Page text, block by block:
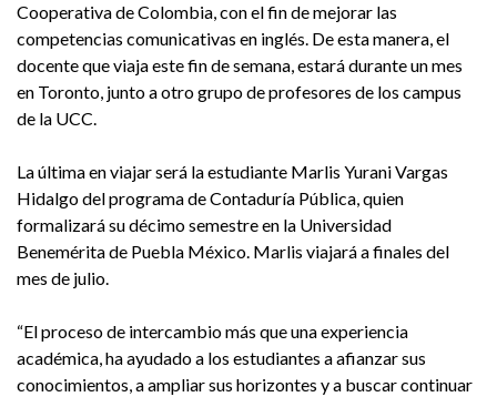
Cooperativa de Colombia, con el fin de mejorar las
competencias comunicativas en inglés. De esta manera, el
docente que viaja este fin de semana, estará durante un mes
en Toronto, junto a otro grupo de profesores de los campus
de la UCC.
La última en viajar será la estudiante Marlis Yurani Vargas
Hidalgo del programa de Contaduría Pública, quien
formalizará su décimo semestre en la Universidad
Benemérita de Puebla México. Marlis viajará a finales del
mes de julio.
“El proceso de intercambio más que una experiencia
académica, ha ayudado a los estudiantes a afianzar sus
conocimientos, a ampliar sus horizontes y a buscar continuar